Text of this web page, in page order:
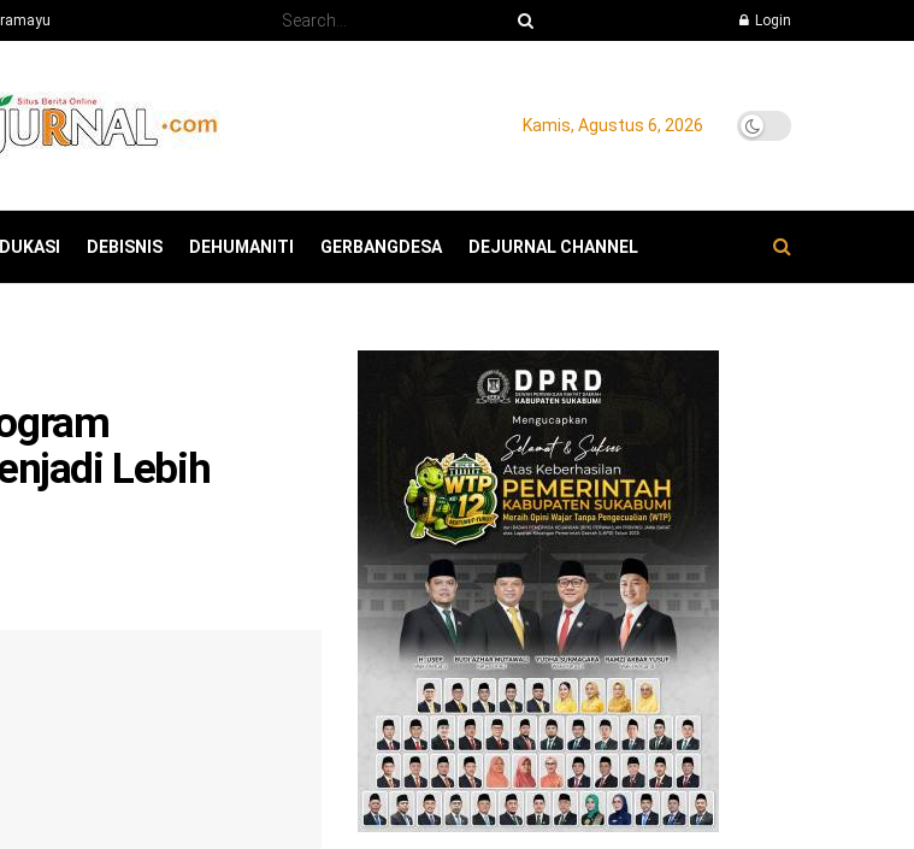
Login
Kamis, Agustus 6, 2026
DEBISNIS DEHUMANITI GERBANGDESA DEJURNAL CHANNEL
Lebih